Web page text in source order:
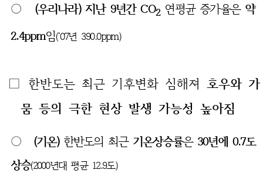
○ (우리나라) 지난 9년간 CO2연평균 증가율은 약
2.4ppm임(‘07년 390.0ppm)
□ 한반도는 최근 기후변화 심해져
호우와 가
뭄 등의 극한 현상 발생 가능성 높아짐
○ (기온) 한반도의 최근 기온상승률은 30년에 0.7도
상승(2000년대 평균 12.9도)